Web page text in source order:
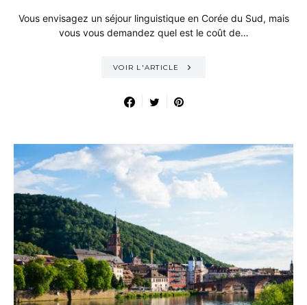
Vous envisagez un séjour linguistique en Corée du Sud, mais
vous vous demandez quel est le coût de…
VOIR L'ARTICLE